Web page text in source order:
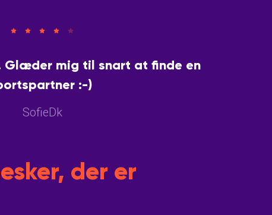
Glæder mig til snart at finde en
:-)
SofieDk
der er